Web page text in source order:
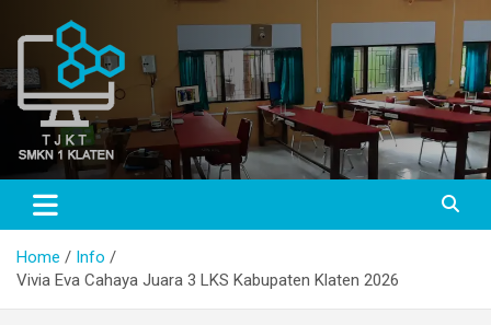
TJKT SMKN 1 KLATEN
TJKT SMKN 1 KLATEN
Home
Info
Vivia Eva Cahaya Juara 3 LKS Kabupaten Klaten 2026